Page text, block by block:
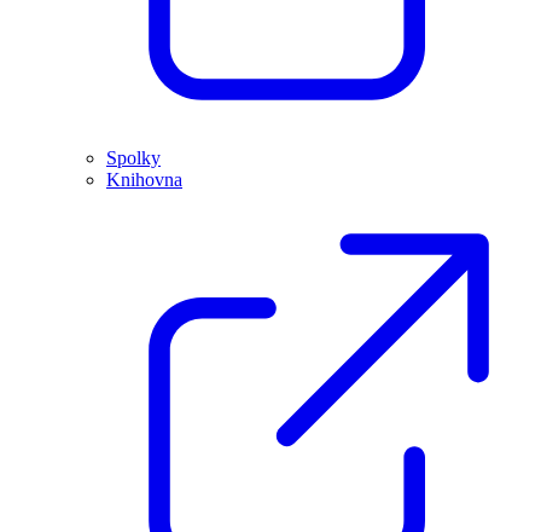
Spolky
Knihovna